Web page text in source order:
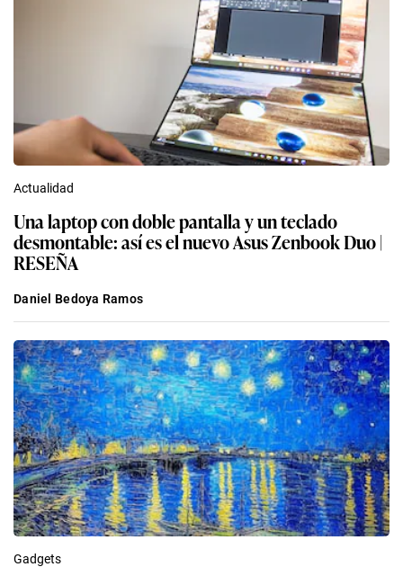
Actualidad
Una laptop con doble pantalla y un teclado
desmontable: así es el nuevo Asus Zenbook Duo |
RESEÑA
Daniel Bedoya Ramos
Gadgets